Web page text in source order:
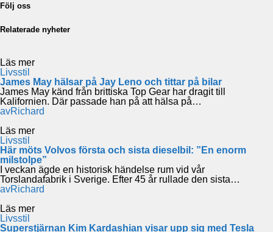
Följ oss
Relaterade nyheter
Läs mer
Livsstil
James May hälsar på Jay Leno och tittar på bilar
James May känd från brittiska Top Gear har dragit till
Kalifornien. Där passade han på att hälsa på…
avRichard
Läs mer
Livsstil
Här möts Volvos första och sista dieselbil: ”En enorm
milstolpe”
I veckan ägde en historisk händelse rum vid vår
Torslandafabrik i Sverige. Efter 45 år rullade den sista…
avRichard
Läs mer
Livsstil
Superstjärnan Kim Kardashian visar upp sig med Tesla